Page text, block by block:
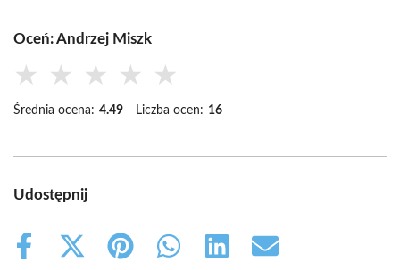
Oceń: Andrzej Miszk
★ ★ ★ ★ ★
Średnia ocena: 4.49 Liczba ocen: 16
Udostępnij
Share
Share
Share
Share
Share
Share